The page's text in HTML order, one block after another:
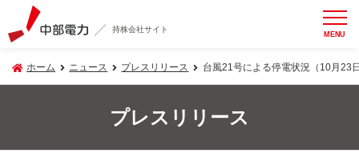
持株会社サイト MENU
ホーム ニュース プレスリリース 台風21号による停電状況（10月23
プレスリリース